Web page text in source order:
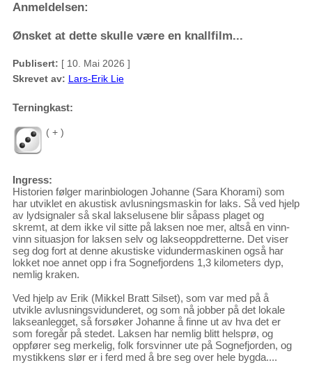
Anmeldelsen:
Ønsket at dette skulle være en knallfilm...
Publisert: [ 10. Mai 2026 ]
Skrevet av: Lars-Erik Lie
Terningkast:
( + )
Ingress:
Historien følger marinbiologen Johanne (Sara Khorami) som
har utviklet en akustisk avlusningsmaskin for laks. Så ved hjelp
av lydsignaler så skal lakselusene blir såpass plaget og
skremt, at dem ikke vil sitte på laksen noe mer, altså en vinn-
vinn situasjon for laksen selv og lakseoppdretterne. Det viser
seg dog fort at denne akustiske vidundermaskinen også har
lokket noe annet opp i fra Sognefjordens 1,3 kilometers dyp,
nemlig kraken.
Ved hjelp av Erik (Mikkel Bratt Silset), som var med på å
utvikle avlusningsvidunderet, og som nå jobber på det lokale
lakseanlegget, så forsøker Johanne å finne ut av hva det er
som foregår på stedet. Laksen har nemlig blitt helsprø, og
oppfører seg merkelig, folk forsvinner ute på Sognefjorden, og
mystikkens slør er i ferd med å bre seg over hele bygda....